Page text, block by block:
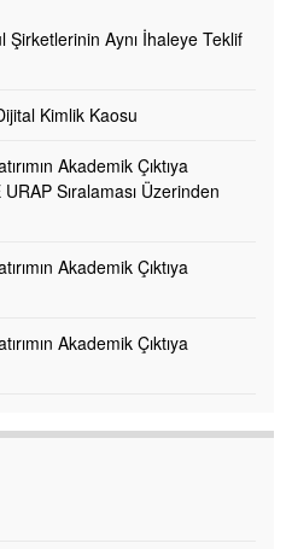
Şirketlerinin Aynı İhaleye Teklif
Kimlik Kaosu
Akademik Çıktıya
Sıralaması Üzerinden
Akademik Çıktıya
Akademik Çıktıya